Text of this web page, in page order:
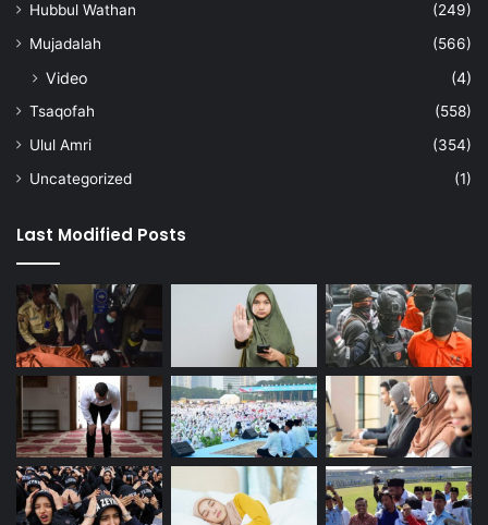
Hubbul Wathan
(249)
Mujadalah
(566)
Video (4)
Tsaqofah
(558)
Ulul Amri
(354)
Uncategorized
(1)
Last Modified Posts